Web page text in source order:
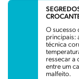
O sucesso
principais:
técnica
ressecar a
entre um
malfeito.